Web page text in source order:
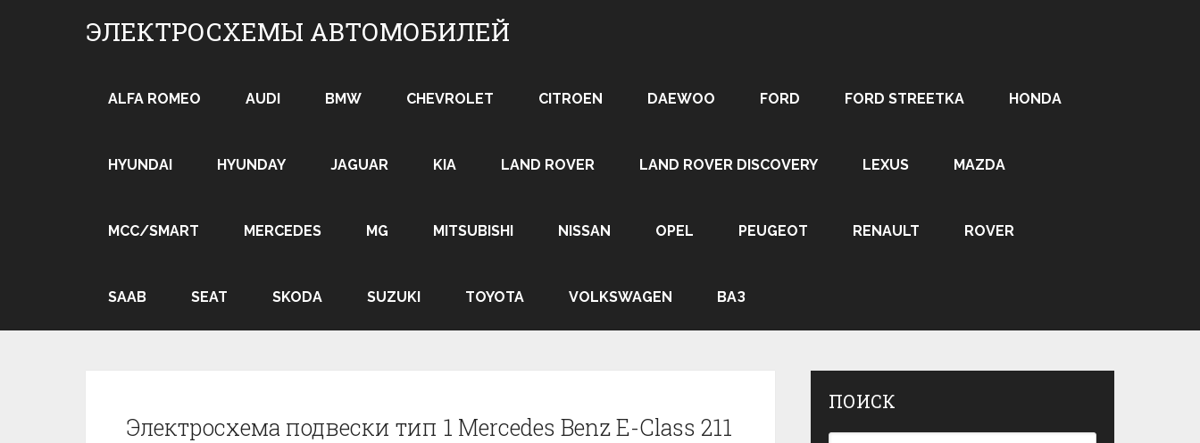
ЭЛЕКТРОСХЕМЫ АВТОМОБИЛЕЙ
ALFA ROMEO AUDI BMW CHEVROLET CITROEN DAEWOO FORD FORD STREETKA HONDA
HYUNDAI HYUNDAY JAGUAR KIA LAND ROVER LAND ROVER DISCOVERY LEXUS MAZDA
MCC/SMART MERCEDES MG MITSUBISHI NISSAN OPEL PEUGEOT RENAULT ROVER
SAAB SEAT SKODA SUZUKI TOYOTA VOLKSWAGEN ВАЗ
Электросхема подвески тип 1 Mercedes Benz E-Class 211
ПОИСК